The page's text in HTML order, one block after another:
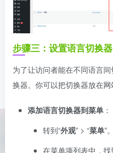
步骤三：设置语言切换器
为了让访问者能在不同语言
换器。你可以把切换器放在网
添加语言切换器到菜单 ：
转到“外观” > “菜单”。
在菜单项列表中，找